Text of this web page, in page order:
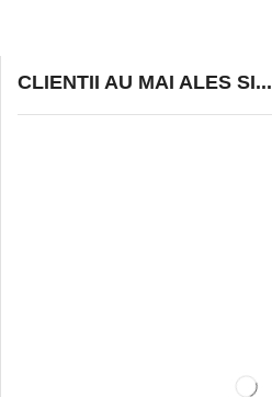
CLIENTII AU MAI ALES SI...